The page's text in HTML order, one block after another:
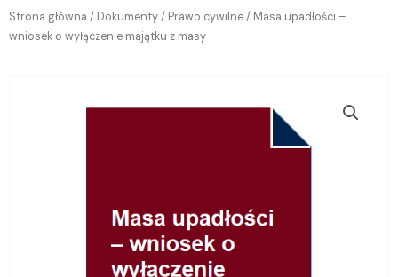
Strona główna / Dokumenty/ Prawo cywilne/ Masa upadłości –
wniosek o wyłączenie majątku z masy